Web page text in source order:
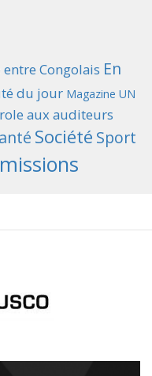
Congolais En
du jour Magazine UN
aux auditeurs
Société Sport